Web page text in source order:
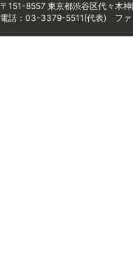
〒151-8557 東京都渋谷区代々木神
電話：03-3379-5511(代表) フ